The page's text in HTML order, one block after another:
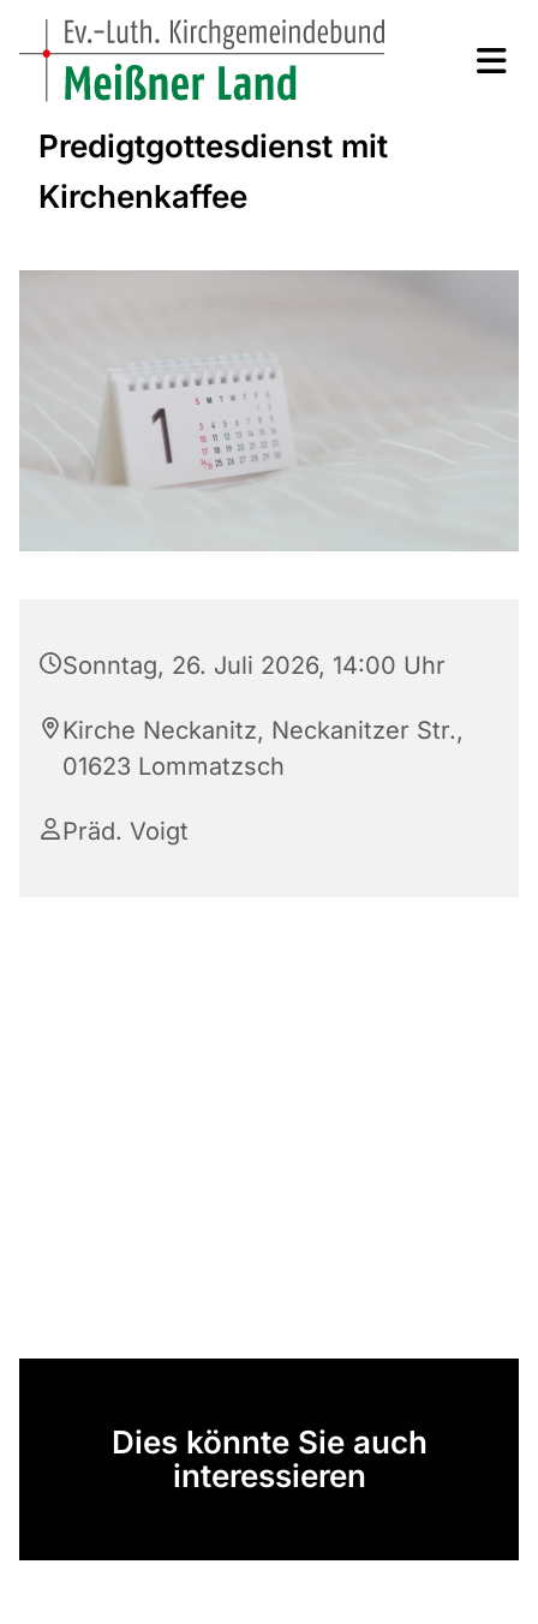
Predigtgottesdienst mit
Kirchenkaffee
Sonntag, 26. Juli 2026, 14:00 Uhr
Kirche Neckanitz, Neckanitzer Str.,
01623 Lommatzsch
Präd. Voigt
Dies könnte Sie auch
interessieren